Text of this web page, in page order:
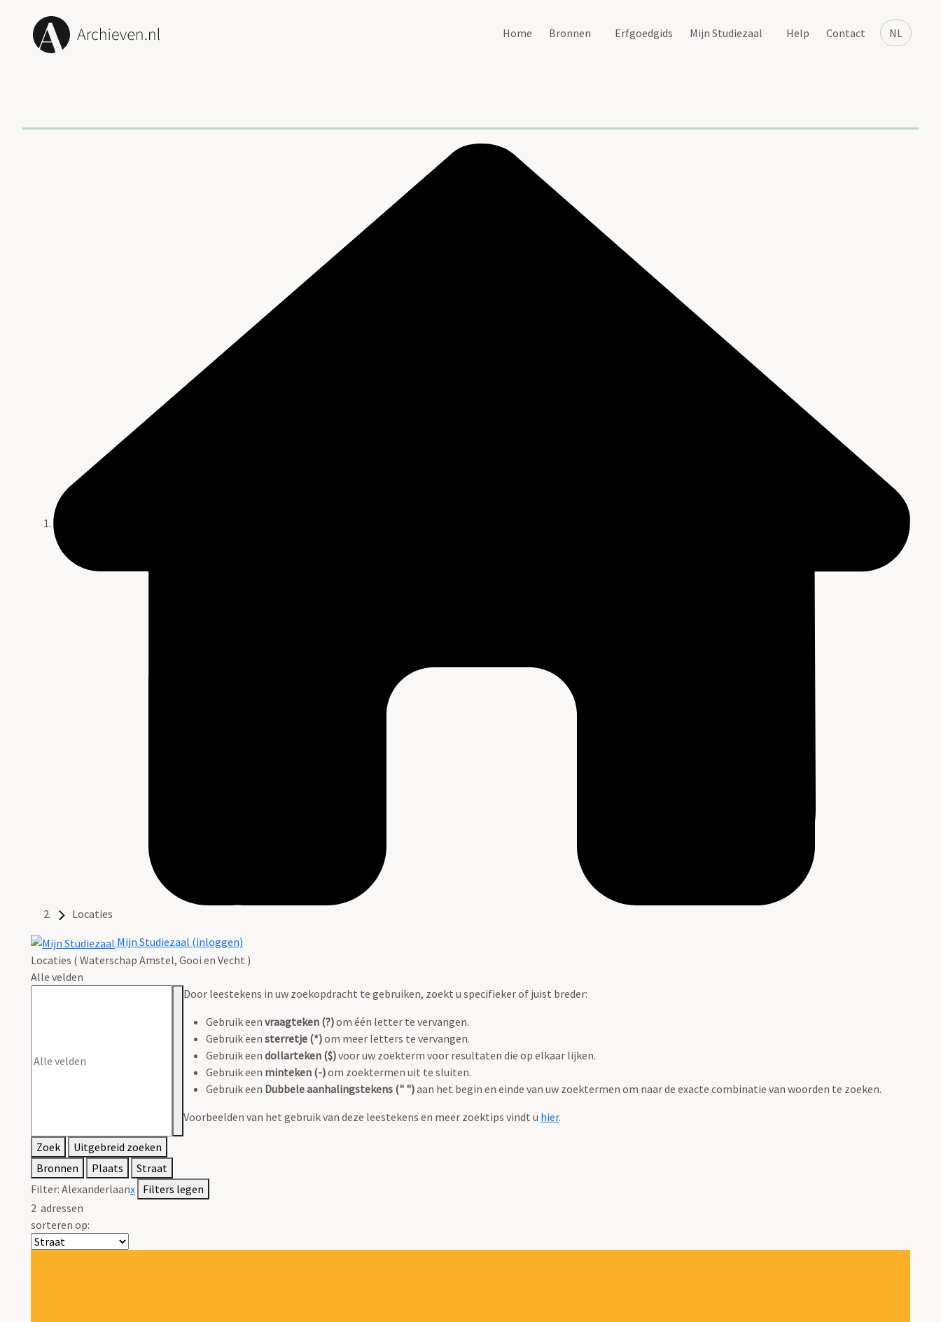
NL
Home Bronnen Erfgoedgids Mijn Studiezaal Help Contact
Locaties
Mijn Studiezaal (inloggen)
Locaties ( Waterschap Amstel, Gooi en Vecht )
Alle velden
Door leestekens in uw zoekopdracht te gebruiken, zoekt u specifieker of juist breder:
Gebruik een vraagteken (?)om één letter te vervangen.
Gebruik een sterretje (*)om meer letters te vervangen.
Gebruik een dollarteken ($)voor uw zoekterm voor resultaten die op elkaar lijken.
Gebruik een minteken (-)om zoektermen uit te sluiten.
Gebruik een Dubbele aanhalingstekens (" ")aan het begin en einde van uw zoektermen om naar de exacte combinatie van woorden te zoeken.
Voorbeelden van het gebruik van deze leestekens en meer zoektips vindt u hier.
Zoek
Uitgebreid zoeken
Bronnen
Plaats
Straat
Filter: Alexanderlaanx Filters legen
2 adressen
sorteren op: